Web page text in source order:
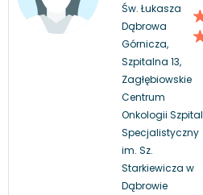
Św. Łukasza
Dąbrowa
Górnicza,
Szpitalna 13,
Zagłębiowskie
Centrum
Onkologii Szpital
Specjalistyczny
im. Sz.
Starkiewicza w
Dąbrowie